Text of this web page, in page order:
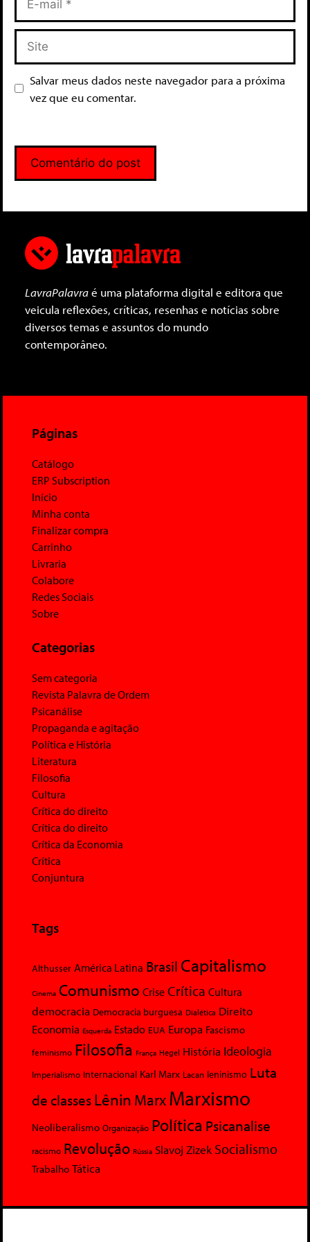
Salvar meus dados neste navegador para a próxima
vez que eu comentar.
LavraPalavraé uma plataforma digital e editora que
veicula reflexões, críticas, resenhas e notícias sobre
diversos temas e assuntos do mundo
contemporâneo.
Páginas
Catálogo
ERP Subscription
Início
Minha conta
Finalizar compra
Carrinho
Livraria
Colabore
Redes Sociais
Sobre
Categorias
Sem categoria
Revista Palavra de Ordem
Psicanálise
Propaganda e agitação
Política e História
Literatura
Filosofia
Cultura
Crítica do direito
Crítica do direito
Crítica da Economia
Crítica
Conjuntura
Tags
Althusser América Latina Brasil Capitalismo
Cinema Comunismo Crise Crítica Cultura
democracia Democracia burguesa Dialética Direito
Economia Esquerda Estado EUA Europa Fascismo
feminismo Filosofia França Hegel História Ideologia
Imperialismo Internacional Karl Marx Lacan leninismo Luta
de classesLênin MarxMarxismo
Neoliberalismo Organização Política Psicanalise
racismo Revolução Rússia Slavoj Zizek Socialismo
Trabalho Tática